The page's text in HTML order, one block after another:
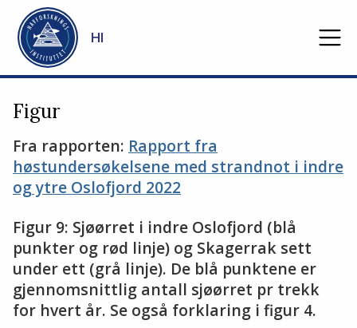
Gå til hovedinnhold
HI
Figur
Fra rapporten: Rapport fra
høstundersøkelsene med strandnot i indre
og ytre Oslofjord 2022
Figur 9: Sjøørret i indre Oslofjord (blå
punkter og rød linje) og Skagerrak sett
under ett (grå linje). De blå punktene er
gjennomsnittlig antall sjøørret pr trekk
for hvert år. Se også forklaring i figur 4.